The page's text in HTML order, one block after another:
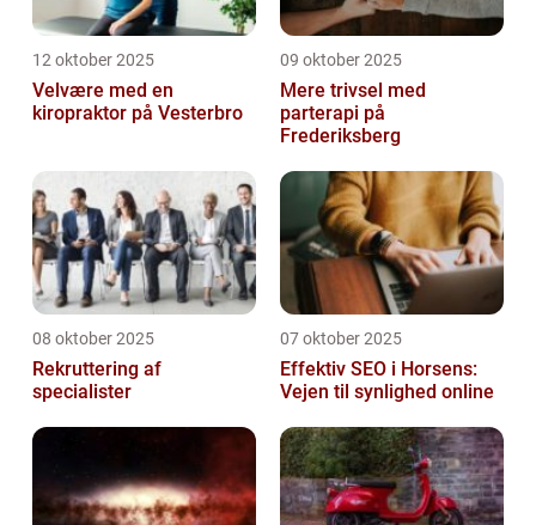
12 oktober 2025
Velvære med en
kiropraktor på Vesterbro
09 oktober 2025
Mere trivsel med
parterapi på
Frederiksberg
08 oktober 2025
Rekruttering af
specialister
07 oktober 2025
Effektiv SEO i Horsens:
Vejen til synlighed online